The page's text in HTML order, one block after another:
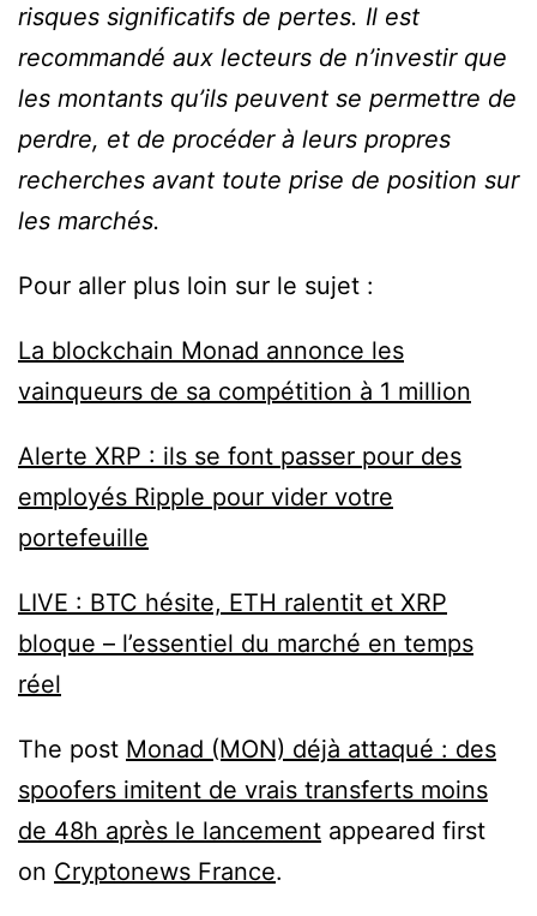
risques significatifs de pertes. Il est
recommandé aux lecteurs de n’investir que
les montants qu’ils peuvent se permettre de
perdre, et de procéder à leurs propres
recherches avant toute prise de position sur
les marchés.
Pour aller plus loin sur le sujet :
La blockchain Monad annonce les
vainqueurs de sa compétition à 1 million
Alerte XRP : ils se font passer pour des
employés Ripple pour vider votre
portefeuille
LIVE : BTC hésite, ETH ralentit et XRP
bloque – l’essentiel du marché en temps
réel
The post Monad (MON) déjà attaqué : des
spoofers imitent de vrais transferts moins
de 48h après le lancement appeared first
on Cryptonews France.